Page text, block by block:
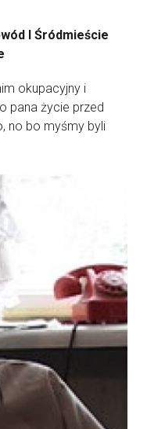
I Śródmieście
okupacyjny i
pana życie przed
no bo myśmy byli